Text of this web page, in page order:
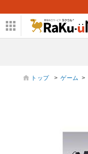
トップ > ゲーム >